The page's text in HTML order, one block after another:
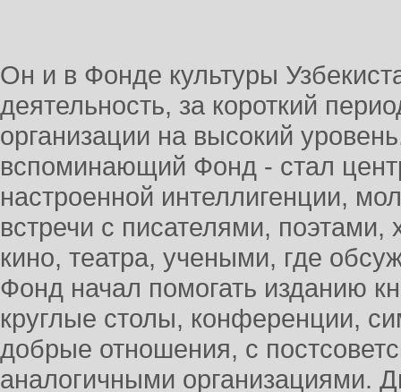
Он и в Фонде культуры
деятельность, за короткий
организации на высокий
вспоминающий Фонд - стал
настроенной интеллигенции,
встречи с писателями,
кино, театра, учеными, где
Фонд начал помогать изданию
круглые столы, конференции,
добрые отношения, с
аналогичными организациями.